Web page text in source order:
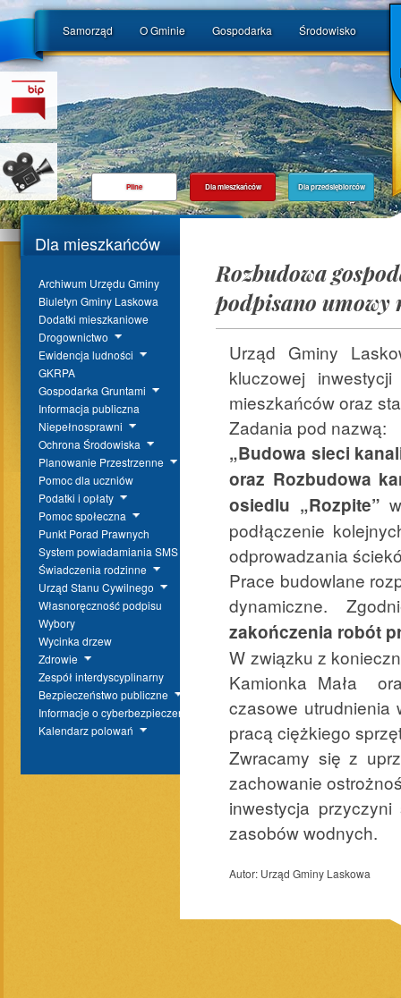
Samorząd O Gminie Gospodarka Środowisko
Pilne Dla mieszkańców Dla przedsiębiorców
Dla mieszkańców
Archiwum Urzędu Gminy
Biuletyn Gminy Laskowa
Dodatki mieszkaniowe
Drogownictwo
Ewidencja ludności
GKRPA
Gospodarka Gruntami
Informacja publiczna
Niepełnosprawni
Ochrona Środowiska
Planowanie Przestrzenne
Pomoc dla uczniów
Podatki i opłaty
Pomoc społeczna
Punkt Porad Prawnych
System powiadamiania SMS
Świadczenia rodzinne
Urząd Stanu Cywilnego
Własnoręczność podpisu
Wybory
Wycinka drzew
Zdrowie
Zespół interdyscyplinarny
Bezpieczeństwo publiczne
Informacje o cyberbezpieczeństwie
Kalendarz polowań
Rozbudowa
podpisano umowy
Urząd Gminy
kluczowej
mieszkańców oraz
Zadania pod nazwą:
„Budowa sieci
oraz Rozbudowa
osiedlu „Rozpite”
podłączenie
odprowadzania
Prace budowlane
dynamiczne.
zakończenia robót
W związku z
Kamionka Mała
czasowe utrudnienia
pracą ciężkiego
Zwracamy się z
zachowanie
inwestycja
zasobów wodnych.
Autor: Urząd Gminy Laskowa